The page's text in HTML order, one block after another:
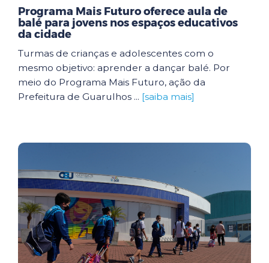
Programa Mais Futuro oferece aula de
balé para jovens nos espaços educativos
da cidade
Turmas de crianças e adolescentes com o
mesmo objetivo: aprender a dançar balé. Por
meio do Programa Mais Futuro, ação da
Prefeitura de Guarulhos ... [saiba mais]